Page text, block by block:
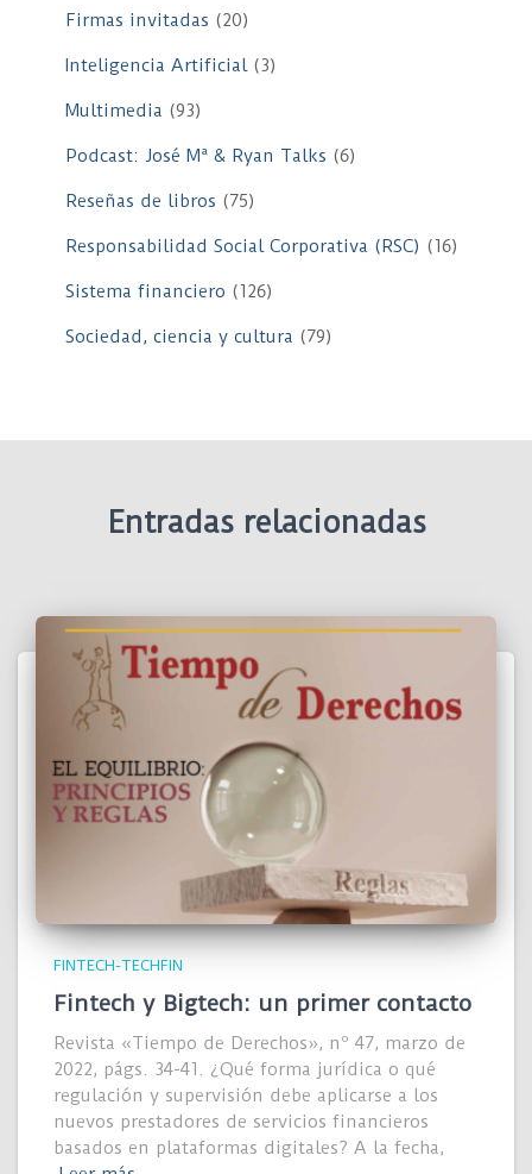
Firmas invitadas (20)
Inteligencia Artificial(3)
Multimedia (93)
Podcast: José Mª & Ryan Talks (6)
Reseñas de libros (75)
Responsabilidad Social Corporativa (RSC) (16)
Sistema financiero (126)
Sociedad, ciencia y cultura (79)
Entradas relacionadas
FINTECH-TECHFIN
Fintech y Bigtech: un primer contacto
Revista «Tiempo de Derechos», nº 47, marzo de
2022, págs. 34-41. ¿Qué forma jurídica o qué
regulación y supervisión debe aplicarse a los
nuevos prestadores de servicios financieros
basados en plataformas digitales? A la fecha,